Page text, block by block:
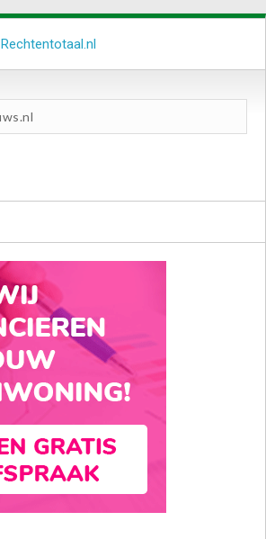
Rechtentotaal.nl